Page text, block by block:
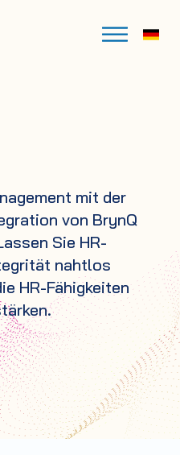
mit der
von BrynQ
Sie HR-
nahtlos
HR-Fähigkeiten